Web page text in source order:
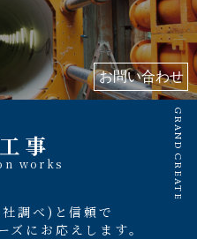
お問い合わせ
GRAND CREATE
事
works
調べ)と信頼で
ズにお応えします。